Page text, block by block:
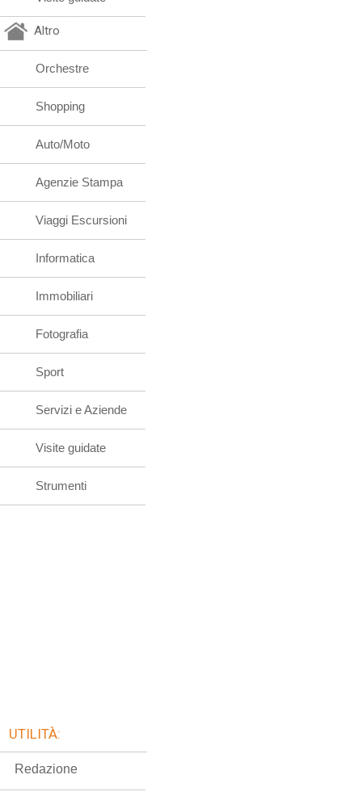
Altro
Orchestre
Shopping
Auto/Moto
Agenzie Stampa
Viaggi Escursioni
Informatica
Immobiliari
Fotografia
Sport
Servizi e Aziende
Visite guidate
Strumenti
UTILITÀ:
Redazione